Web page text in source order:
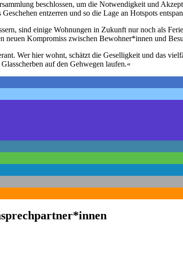
beschlossen, um die Notwendigkeit und
entzerren und so die Lage an Hotspots
sind einige Wohnungen in Zukunft nur noch als
Kompromiss zwischen Bewohner*innen und
Wer hier wohnt, schätzt die Geselligkeit und das
auf den Gehwegen laufen.«